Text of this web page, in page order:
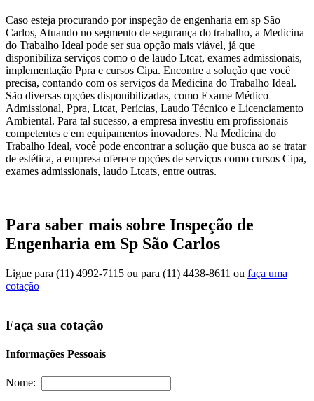
Caso esteja procurando por inspeção de engenharia em sp São
Carlos, Atuando no segmento de segurança do trabalho, a Medicina
do Trabalho Ideal pode ser sua opção mais viável, já que
disponibiliza serviços como o de laudo Ltcat, exames admissionais,
implementação Ppra e cursos Cipa. Encontre a solução que você
precisa, contando com os serviços da Medicina do Trabalho Ideal.
São diversas opções disponibilizadas, como Exame Médico
Admissional, Ppra, Ltcat, Perícias, Laudo Técnico e Licenciamento
Ambiental. Para tal sucesso, a empresa investiu em profissionais
competentes e em equipamentos inovadores. Na Medicina do
Trabalho Ideal, você pode encontrar a solução que busca ao se tratar
de estética, a empresa oferece opções de serviços como cursos Cipa,
exames admissionais, laudo Ltcats, entre outras.
Para saber mais sobre Inspeção de
Engenharia em Sp São Carlos
Ligue para (11) 4992-7115 ou para (11) 4438-8611 ou faça uma
cotação
Faça sua cotação
Informações Pessoais
Nome: